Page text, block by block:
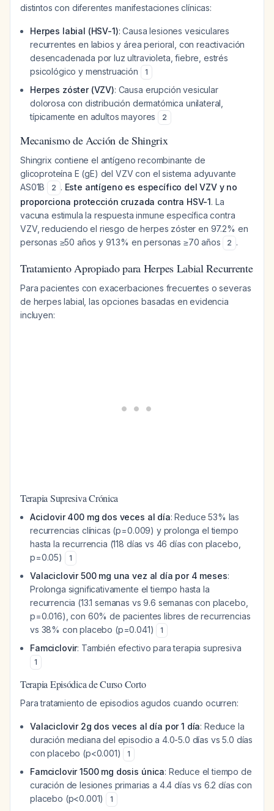
distintos con diferentes manifestaciones clínicas:
Herpes labial (HSV-1): Causa lesiones vesiculares
recurrentes en labios y área perioral, con reactivación
desencadenada por luz ultravioleta, fiebre, estrés
psicológico y menstruación
1
Herpes zóster (VZV): Causa erupción vesicular
dolorosa con distribución dermatómica unilateral,
típicamente en adultos mayores
2
Mecanismo de Acción de Shingrix
Shingrix contiene el antígeno recombinante de
glicoproteína E (gE) del VZV con el sistema adyuvante
AS01B
2 . Este antígeno es específico del VZV y no
proporciona protección cruzada contra HSV-1. La
vacuna estimula la respuesta inmune específica contra
VZV, reduciendo el riesgo de herpes zóster en 97.2% en
personas ≥50 años y 91.3% en personas ≥70 años
2 .
Tratamiento Apropiado para Herpes Labial Recurrente
Para pacientes con exacerbaciones frecuentes o severas
de herpes labial, las opciones basadas en evidencia
incluyen:
Terapia Supresiva Crónica
Aciclovir 400 mg dos veces al día: Reduce 53% las
recurrencias clínicas (p=0.009) y prolonga el tiempo
hasta la recurrencia (118 días vs 46 días con placebo,
p=0.05)
1
Valaciclovir 500 mg una vez al día por 4 meses:
Prolonga significativamente el tiempo hasta la
recurrencia (13.1 semanas vs 9.6 semanas con placebo,
p=0.016), con 60% de pacientes libres de recurrencias
vs 38% con placebo (p=0.041)
1
Famciclovir: También efectivo para terapia supresiva
1
Terapia Episódica de Curso Corto
Para tratamiento de episodios agudos cuando ocurren:
Valaciclovir 2g dos veces al día por 1 día: Reduce la
duración mediana del episodio a 4.0-5.0 días vs 5.0 días
con placebo (p<0.001)
1
Famciclovir 1500 mg dosis única: Reduce el tiempo de
curación de lesiones primarias a 4.4 días vs 6.2 días con
placebo (p<0.001)
1